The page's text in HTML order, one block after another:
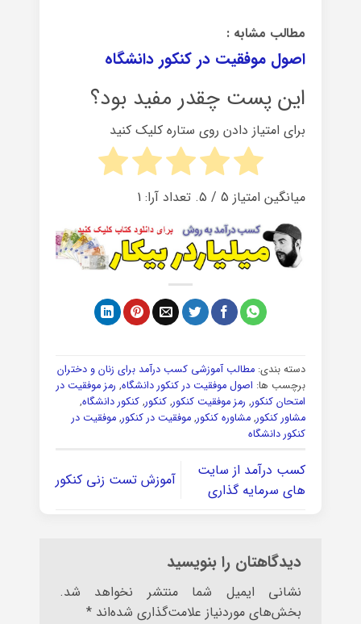
مطالب مشابه :
اصول موفقیت در کنکور دانشگاه
این پست چقدر مفید بود؟
برای امتیاز دادن روی ستاره کلیک کنید
میانگین امتیاز 5/ ۵. تعداد آرا: 1
دسته بندی: مطالب آموزشی کسب درآمد برای زنان و دختران
برچسب ها: اصول موفقیت در کنکور دانشگاه, رمز موفقیت در
امتحان کنکور, رمز موفقیت کنکور, کنکور, کنکور دانشگاه,
مشاور کنکور, مشاوره کنکور, موفقیت در کنکور, موفقیت در
کنکور دانشگاه
کسب درآمد از سایت
های سرمایه گذاری
آموزش تست زنی کنکور
دیدگاهتان را بنویسید
نشانی ایمیل شما منتشر نخواهد شد.
بخش‌های موردنیاز علامت‌گذاری شده‌اند *